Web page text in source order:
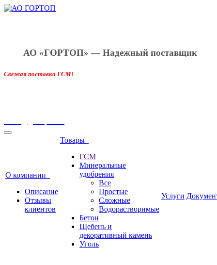
АО «ГОРТОП» — Надежный поставщик
Свежая поставка ГСМ!
О компании
Описание
Отзывы
клиентов
Товары
ГСМ
Минеральные
удобрения
Все
Простые
Сложные
Водорастворимые
Бетон
Щебень и
декоративный камень
Уголь
Услуги